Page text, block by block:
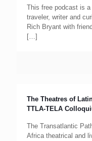
This free podcast is
traveler, writer and
Rich Bryant with
[…]
The Theatres of
TTLA­‐TELA
The Transatlantic
Africa theatrical and